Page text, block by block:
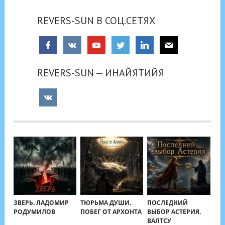
REVERS-SUN В СОЦ.СЕТЯХ
REVERS-SUN — ИНАЙЯТИЙЯ
ЗВЕРЬ. ЛАДОМИР
РОДУМИЛОВ
ТЮРЬМА ДУШИ.
ПОБЕГ ОТ АРХОНТА
ПОСЛЕДНИЙ
ВЫБОР АСТЕРИЯ.
ВАЛТСУ